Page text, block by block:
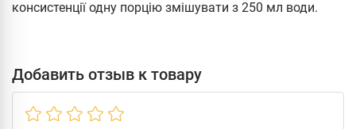
консистенції одну порцію змішувати з 250 мл води.
Добавить отзыв к товару